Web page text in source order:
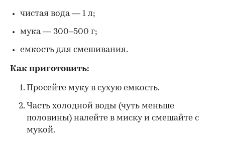
чистая вода — 1 л;
мука — 300–500 г;
емкость для смешивания.
Как приготовить:
Просейте муку в сухую емкость.
Часть холодной воды (чуть меньше
половины) налейте в миску и смешайте с
мукой.